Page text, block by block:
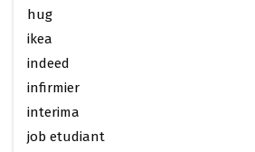
hug
ikea
indeed
infirmier
interima
job etudiant